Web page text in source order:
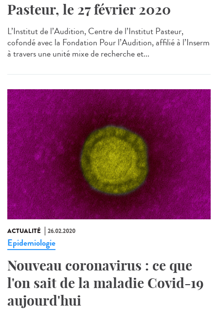
Pasteur, le 27 février 2020
L’Institut de l’Audition, Centre de l’Institut Pasteur,
cofondé avec la Fondation Pour l’Audition, affilié à l’Inserm
à travers une unité mixe de recherche et...
ACTUALITÉ 26.02.2020
Epidemiologie
Nouveau coronavirus : ce que
l'on sait de la maladie Covid-19
aujourd'hui